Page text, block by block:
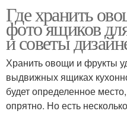
Где хранить
фото ящиков
и советы
Хранить овощи и фрукты
выдвижных ящиках
будет определенное
опрятно. Но есть